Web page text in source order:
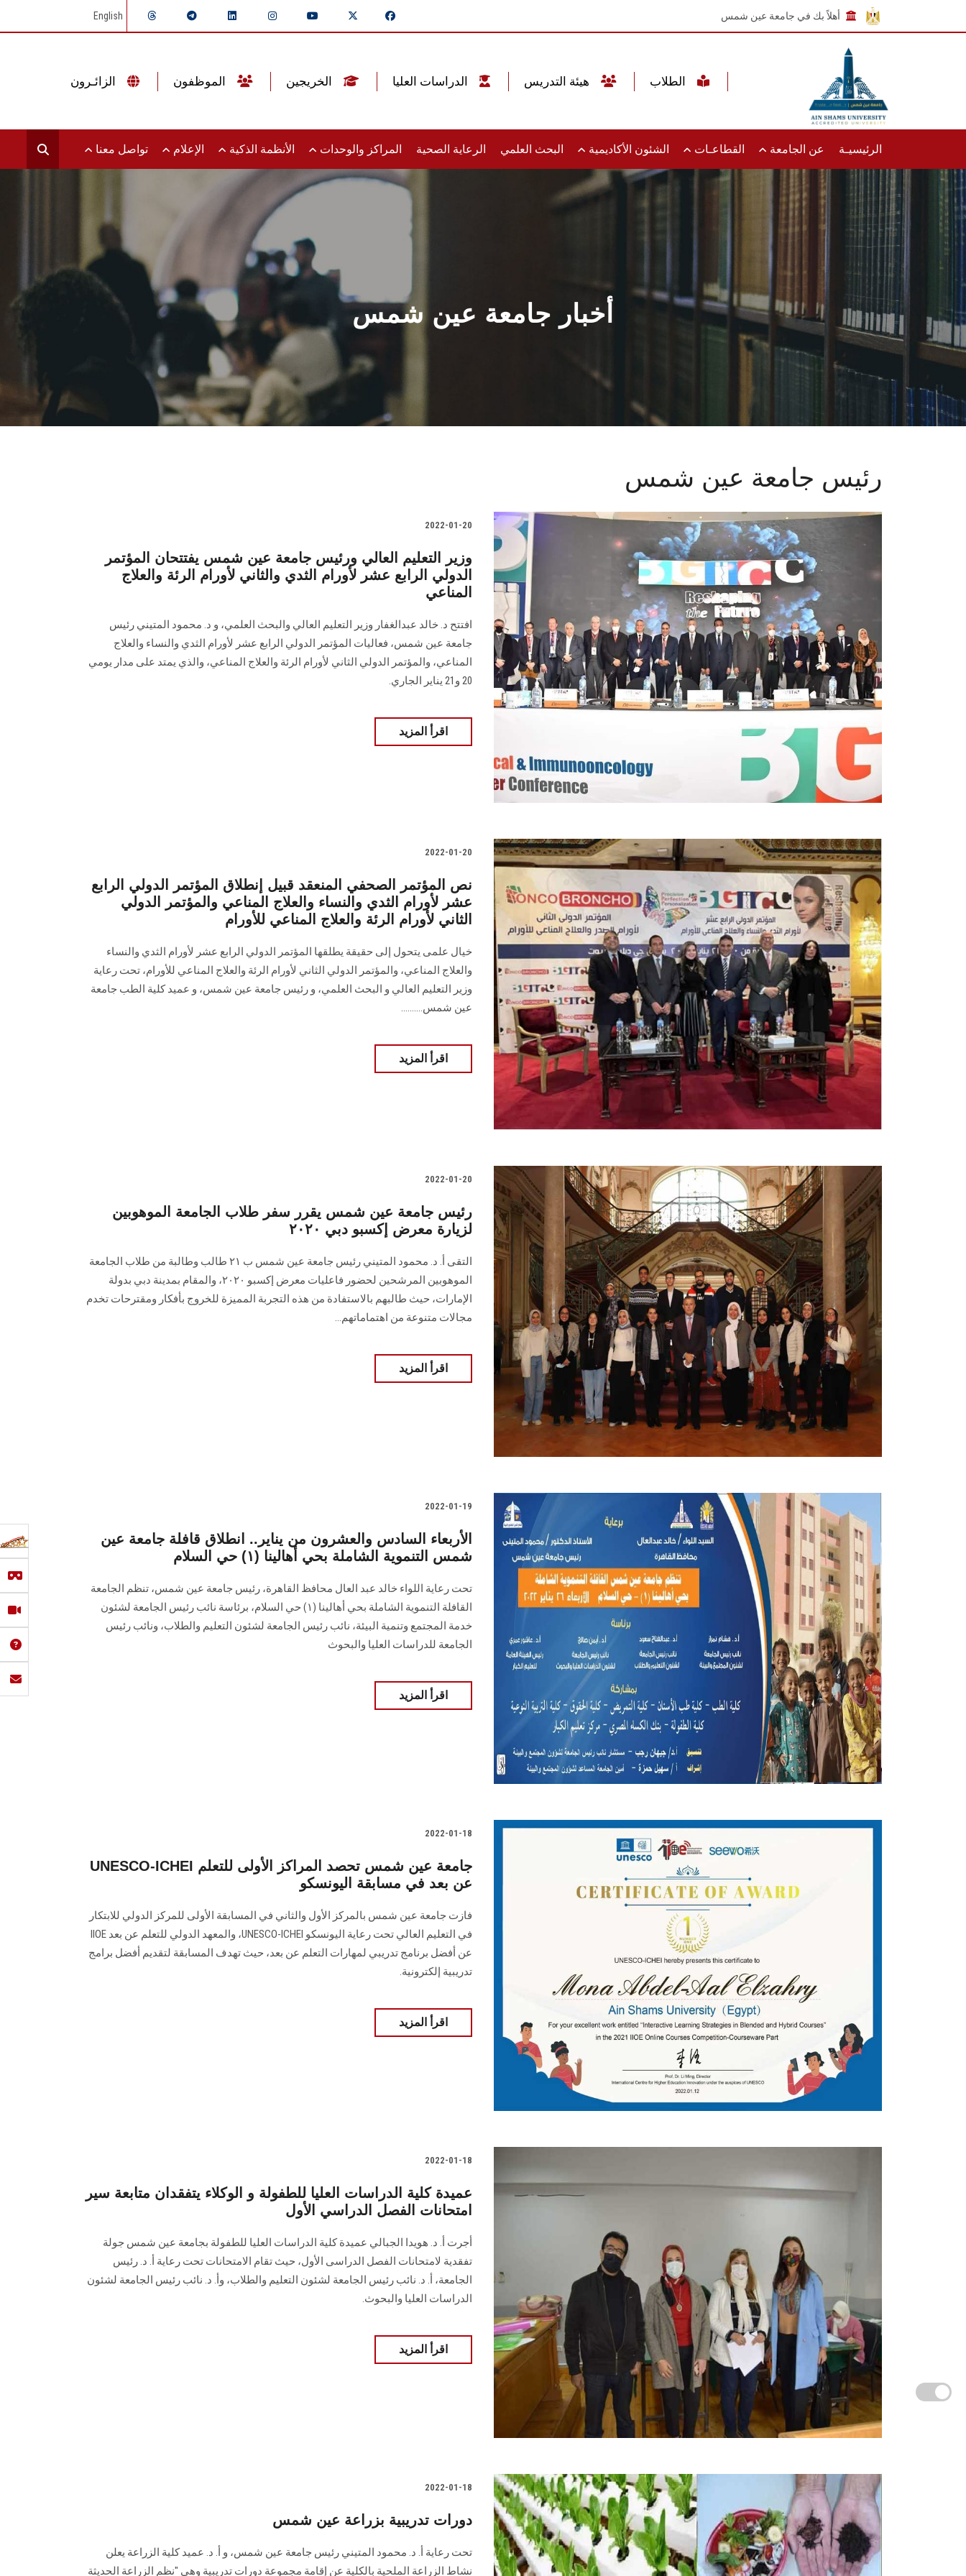
أهلاً بك في جامعة عين شمس English
الرئيسيـة عن الجامعة القطاعـات الشئون الأكاديمية البحث العلمي الرعاية الصحية المراكز والوحدات الأنظمة الذكية الإعلام تواصل معنا
أخبار جامعة عين شمس
رئيس جامعة عين شمس
2022-01-20
وزير التعليم العالي ورئيس جامعة عين شمس يفتتحان المؤتمر
الدولي الرابع عشر لأورام الثدي والثاني لأورام الرئة والعلاج
المناعي
افتتح د. خالد عبدالغفار وزير التعليم العالي والبحث العلمي، و د. محمود المتيني رئيس
جامعة عين شمس، فعاليات المؤتمر الدولي الرابع عشر لأورام الثدي والنساء والعلاج
المناعي، والمؤتمر الدولي الثاني لأورام الرئة والعلاج المناعي، والذي يمتد على مدار يومي
20 و21 يناير الجاري.
اقرأ المزيد
2022-01-20
نص المؤتمر الصحفي المنعقد قبيل إنطلاق المؤتمر الدولي الرابع
عشر لأورام الثدي والنساء والعلاج المناعي والمؤتمر الدولي
الثاني لأورام الرئة والعلاج المناعي للأورام
خيال علمى يتحول إلى حقيقة يطلقها المؤتمر الدولي الرابع عشر لأورام الثدي والنساء
والعلاج المناعي، والمؤتمر الدولي الثاني لأورام الرئة والعلاج المناعي للأورام، تحت رعاية
وزير التعليم العالي و البحث العلمي، و رئيس جامعة عين شمس، و عميد كلية الطب جامعة
عين شمس..........
اقرأ المزيد
2022-01-20
رئيس جامعة عين شمس يقرر سفر طلاب الجامعة الموهوبين
لزيارة معرض إكسبو دبي ٢٠٢٠
التقى أ. د. محمود المتيني رئيس جامعة عين شمس ب ٢١ طالب وطالبة من طلاب الجامعة
الموهوبين المرشحين لحضور فاعليات معرض إكسبو ٢٠٢٠، والمقام بمدينة دبي بدولة
الإمارات، حيث طالبهم بالاستفادة من هذه التجربة المميزة للخروج بأفكار ومقترحات تخدم
مجالات متنوعة من اهتماماتهم...
اقرأ المزيد
2022-01-19
الأربعاء السادس والعشرون من يناير.. انطلاق قافلة جامعة عين
شمس التنموية الشاملة بحي أهالينا (١) حي السلام
تحت رعاية اللواء خالد عبد العال محافظ القاهرة، رئيس جامعة عين شمس، تنظم الجامعة
القافلة التنموية الشاملة بحي أهالينا (١) حي السلام، برئاسة نائب رئيس الجامعة لشئون
خدمة المجتمع وتنمية البيئة، نائب رئيس الجامعة لشئون التعليم والطلاب، ونائب رئيس
الجامعة للدراسات العليا والبحوث
اقرأ المزيد
2022-01-18
UNESCO-ICHEI جامعة عين شمس تحصد المراكز الأولى للتعلم
عن بعد في مسابقة اليونسكو
فازت جامعة عين شمس بالمركز الأول والثاني في المسابقة الأولى للمركز الدولي للابتكار
في التعليم العالي تحت رعاية اليونسكو UNESCO-ICHEI، والمعهد الدولي للتعلم عن بعد IIOE
عن أفضل برنامج تدريبي لمهارات التعلم عن بعد، حيث تهدف المسابقة لتقديم أفضل برامج
تدريبية إلكترونية.
اقرأ المزيد
2022-01-18
عميدة كلية الدراسات العليا للطفولة و الوكلاء يتفقدان متابعة سير
امتحانات الفصل الدراسي الأول
أجرت أ. د. هويدا الجبالي عميدة كلية الدراسات العليا للطفولة بجامعة عين شمس جولة
تفقدية لامتحانات الفصل الدراسى الأول، حيث تقام الامتحانات تحت رعاية أ. د. رئيس
الجامعة، أ. د. نائب رئيس الجامعة لشئون التعليم والطلاب، وأ. د. نائب رئيس الجامعة لشئون
الدراسات العليا والبحوث.
اقرأ المزيد
2022-01-18
دورات تدريبية بزراعة عين شمس
تحت رعاية أ. د. محمود المتيني رئيس جامعة عين شمس، و أ. د. عميد كلية الزراعة يعلن
نشاط الزراعة الملحية بالكلية عن إقامة مجموعة دورات تدريبية وهي "نظم الزراعة الحديثة